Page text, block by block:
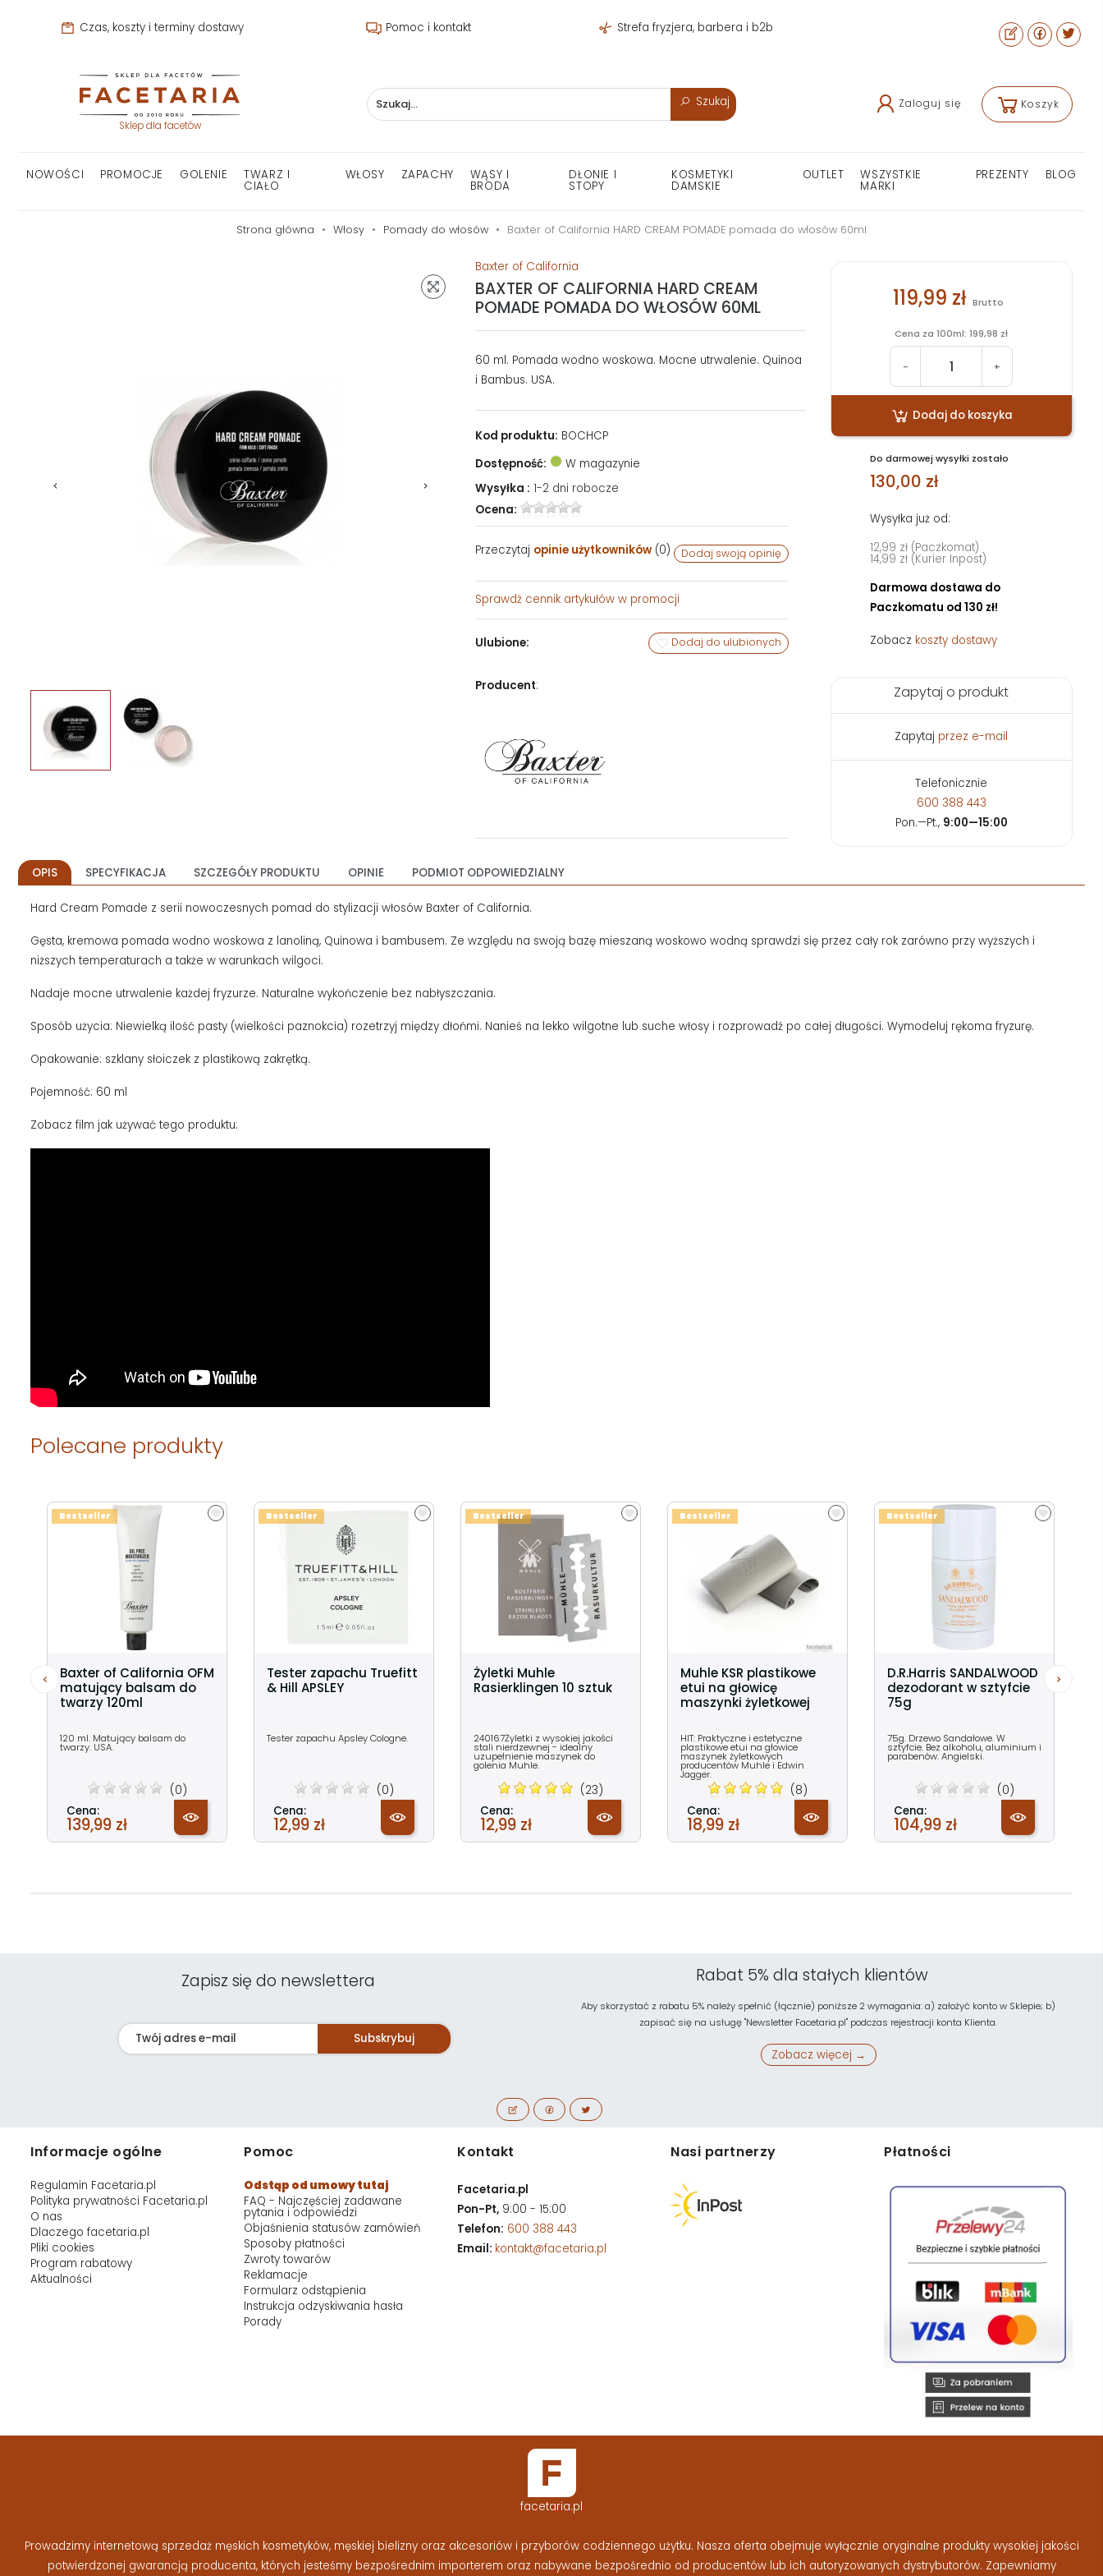
Czas, koszty i terminy dostawy Pomoc i kontakt Strefa fryzjera, barbera i b2b
Sklep dla facetów
Szukaj Zaloguj się Koszyk
NOWOŚCI PROMOCJE GOLENIE TWARZ I
CIAŁO
WŁOSY ZAPACHY WĄSY I
BRODA
DŁONIE I
STOPY
KOSMETYKI
DAMSKIE
OUTLET WSZYSTKIE
MARKI
PREZENTY BLOG
Strona główna Włosy Pomady do włosów Baxter of California HARD CREAM POMADE pomada do włosów 60ml
Baxter of California
BAXTER OF CALIFORNIA HARD CREAM
POMADE POMADA DO WŁOSÓW 60ML
60 ml. Pomada wodno woskowa. Mocne utrwalenie. Quinoa
i Bambus. USA.
Kod produktu: BOCHCP
Dostępność:
W magazynie
Wysyłka : 1-2 dni robocze
Ocena:
Przeczytaj opinie użytkowników(0) Dodaj swoją opinię
Sprawdź cennik artykułów w promocji
Ulubione: Dodaj do ulubionych
Producent:
119,99 zł Brutto
Cena za 100ml: 199,98 zł
- +
Dodaj do koszyka
Do darmowej wysyłki zostało
130,00 zł
Wysyłka już od:
12,99 zł (Paczkomat)
14,99 zł (Kurier Inpost)
Darmowa dostawa do
Paczkomatu od 130 zł!
Zobacz koszty dostawy
Zapytaj o produkt
Zapytaj przez e-mail
Telefonicznie
600 388 443
Pon.—Pt., 9:00—15:00
OPIS SPECYFIKACJA SZCZEGÓŁY PRODUKTU OPINIE PODMIOT ODPOWIEDZIALNY
Hard Cream Pomade z serii nowoczesnych pomad do stylizacji włosów Baxter of California.
Gęsta, kremowa pomada wodno woskowa z lanoliną, Quinowa i bambusem. Ze względu na swoją bazę mieszaną woskowo wodną sprawdzi się przez cały rok zarówno przy wyższych i
niższych temperaturach a także w warunkach wilgoci.
Nadaje mocne utrwalenie każdej fryzurze. Naturalne wykończenie bez nabłyszczania.
Sposób użycia: Niewielką ilość pasty (wielkości paznokcia) rozetrzyj między dłońmi. Nanieś na lekko wilgotne lub suche włosy i rozprowadź po całej długości. Wymodeluj rękoma fryzurę.
Opakowanie: szklany słoiczek z plastikową zakrętką.
Pojemność: 60 ml
Zobacz film jak używać tego produktu:
Polecane produkty
Baxter of California OFM
matujący balsam do
twarzy 120ml
120 ml. Matujący balsam do
twarzy. USA.
(0)
Cena:
139,99 zł
Bestseller
Tester zapachu Truefitt
& Hill APSLEY
Tester zapachu Apsley Cologne.
(0)
Cena:
12,99 zł
Bestseller
Żyletki Muhle
Rasierklingen 10 sztuk
240167Żyletki z wysokiej jakości
stali nierdzewnej - idealny
uzupełnienie maszynek do
golenia Muhle.
(23)
Cena:
12,99 zł
Bestseller
Muhle KSR plastikowe
etui na głowicę
maszynki żyletkowej
HIT: Praktyczne i estetyczne
plastikowe etui na głowice
maszynek żyletkowych
producentów Muhle i Edwin
Jagger.
(8)
Cena:
18,99 zł
Bestseller
D.R.Harris SANDALWOOD
dezodorant w sztyfcie
75g
75g. Drzewo Sandałowe. W
sztyfcie. Bez alkoholu, aluminium i
parabenów. Angielski.
(0)
Cena:
104,99 zł
Bestseller
Zapisz się do newslettera
Subskrybuj
Rabat 5% dla stałych klientów
Aby skorzystać z rabatu 5% należy spełnić (łącznie) poniższe 2 wymagania: a) założyć konto w Sklepie; b)
zapisać się na usługę "Newsletter Facetaria.pl" podczas rejestracji konta Klienta.
Zobacz więcej →
Informacje ogólne
Regulamin Facetaria.pl
Polityka prywatności Facetaria.pl
O nas
Dlaczego facetaria.pl
Pliki cookies
Program rabatowy
Aktualności
Pomoc
Odstąp od umowy tutaj
FAQ - Najczęściej zadawane
pytania i odpowiedzi
Objaśnienia statusów zamówień
Sposoby płatności
Zwroty towarów
Reklamacje
Formularz odstąpienia
Instrukcja odzyskiwania hasła
Porady
Kontakt
Facetaria.pl
Pon-Pt, 9:00 - 15:00
Telefon: 600 388 443
Email: kontakt@facetaria.pl
Nasi partnerzy Płatności
facetaria.pl
Prowadzimy internetową sprzedaż męskich kosmetyków, męskiej bielizny oraz akcesoriów i przyborów codziennego użytku. Nasza oferta obejmuje wyłącznie oryginalne produkty wysokiej jakości
potwierdzonej gwarancją producenta, których jesteśmy bezpośrednim importerem oraz nabywane bezpośrednio od producentów lub ich autoryzowanych dystrybutorów. Zapewniamy